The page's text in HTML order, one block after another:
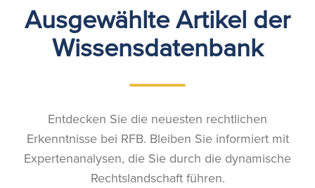
Ausgewählte Artikel der
Wissensdatenbank
Entdecken Sie die neuesten rechtlichen
Erkenntnisse bei RFB. Bleiben Sie informiert mit
Expertenanalysen, die Sie durch die dynamische
Rechtslandschaft führen.